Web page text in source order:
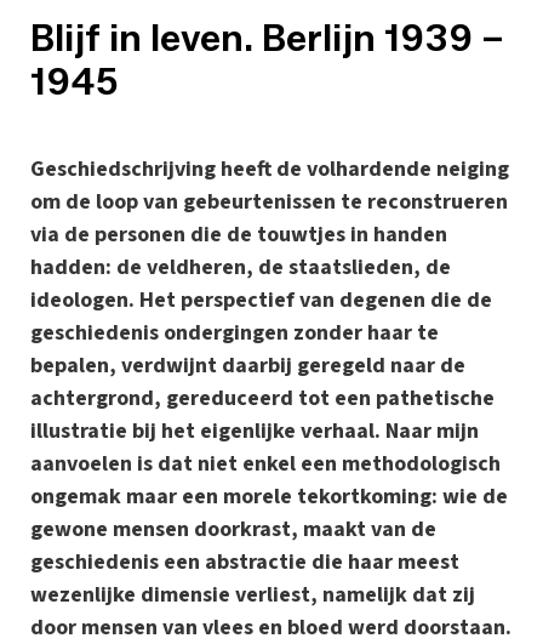
Blijf in leven. Berlijn 1939 –
1945
Geschiedschrijving heeft de volhardende neiging
om de loop van gebeurtenissen te reconstrueren
via de personen die de touwtjes in handen
hadden: de veldheren, de staatslieden, de
ideologen. Het perspectief van degenen die de
geschiedenis ondergingen zonder haar te
bepalen, verdwijnt daarbij geregeld naar de
achtergrond, gereduceerd tot een pathetische
illustratie bij het eigenlijke verhaal. Naar mijn
aanvoelen is dat niet enkel een methodologisch
ongemak maar een morele tekortkoming: wie de
gewone mensen doorkrast, maakt van de
geschiedenis een abstractie die haar meest
wezenlijke dimensie verliest, namelijk dat zij
door mensen van vlees en bloed werd doorstaan.